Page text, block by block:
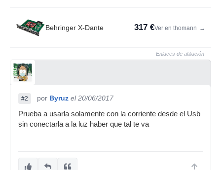
Behringer X-Dante 317 €Ver en thomann →
Enlaces de afiliación
#2 por Byruz el 20/06/2017
Prueba a usarla solamente con la corriente desde el Usb
sin conectarla a la luz haber que tal te va